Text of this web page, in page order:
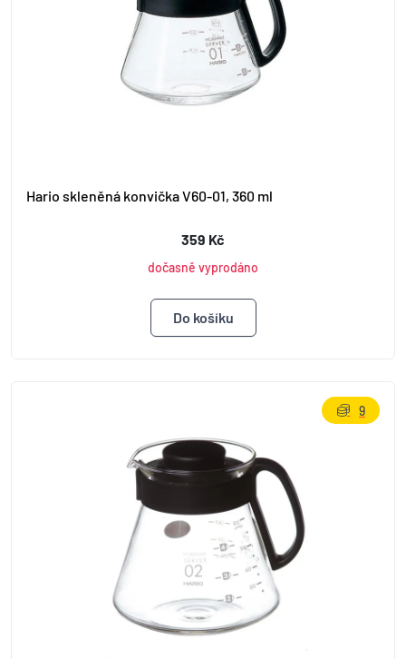
Hario skleněná konvička V60-01, 360 ml
359 Kč
dočasně vyprodáno
9